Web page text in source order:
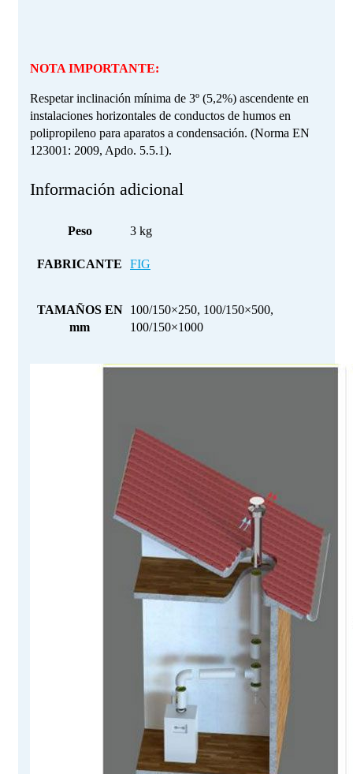
NOTA IMPORTANTE:
Respetar inclinación mínima de 3º (5,2%) ascendente en
instalaciones horizontales de conductos de humos en
polipropileno para aparatos a condensación. (Norma EN
123001: 2009, Apdo. 5.5.1).
Información adicional
Peso 3 kg
FABRICANTE FIG
TAMAÑOS EN
mm
100/150×250, 100/150×500,
100/150×1000